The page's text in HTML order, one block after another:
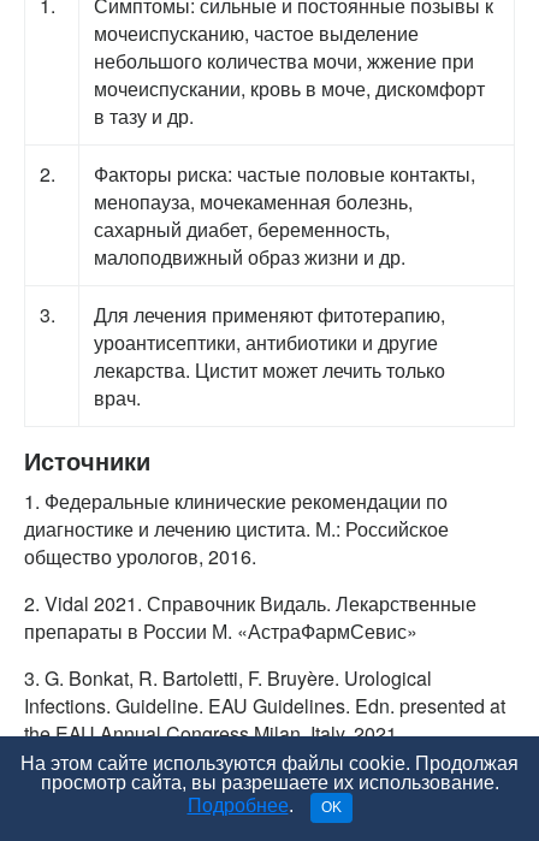
1.
Симптомы: сильные и постоянные позывы к
мочеиспусканию, частое выделение
небольшого количества мочи, жжение при
мочеиспускании, кровь в моче, дискомфорт
в тазу и др.
2.
Факторы риска: частые половые контакты,
менопауза, мочекаменная болезнь,
сахарный диабет, беременность,
малоподвижный образ жизни и др.
3.
Для лечения применяют фитотерапию,
уроантисептики, антибиотики и другие
лекарства. Цистит может лечить только
врач.
Источники
1. Федеральные клинические рекомендации по
диагностике и лечению цистита. М.: Российское
общество урологов, 2016.
2. Vidal 2021. Справочник Видаль. Лекар­ствен­ные
пре­па­раты в Рос­сии М. «АстраФармСевис»
3. G. Bonkat, R. Bartoletti, F. Bruyère. Urological
Infections. Guideline. EAU Guidelines. Edn. presented at
the EAU Annual Congress Milan, Italy, 2021.
https://uroweb.org/guideline/urological-infections/#3_4
врач-терапевтСмирнов Антон
На этом сайте используются файлы cookie. Продолжая
просмотр сайта, вы разрешаете их использование.
Подробнее. OK